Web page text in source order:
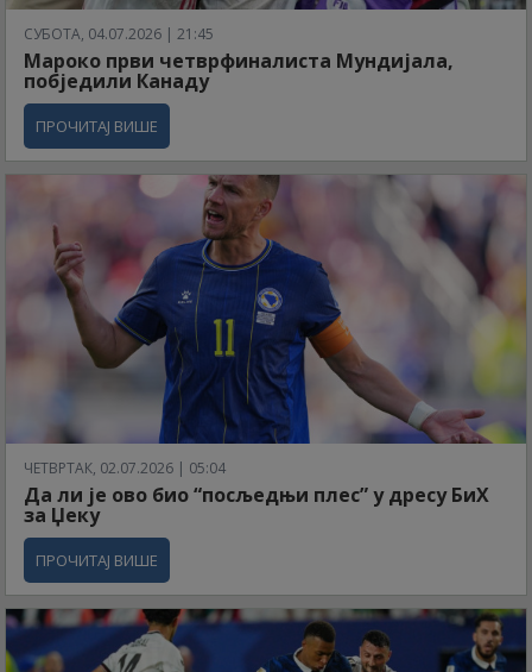
СУБОТА, 04.07.2026 | 21:45
Мароко први четврфиналиста Мундијала,
побједили Канаду
ПРОЧИТАЈ ВИШЕ
ЧЕТВРТАК, 02.07.2026 | 05:04
Да ли је ово био “посљедњи плес” у дресу БиХ
за Џеку
ПРОЧИТАЈ ВИШЕ